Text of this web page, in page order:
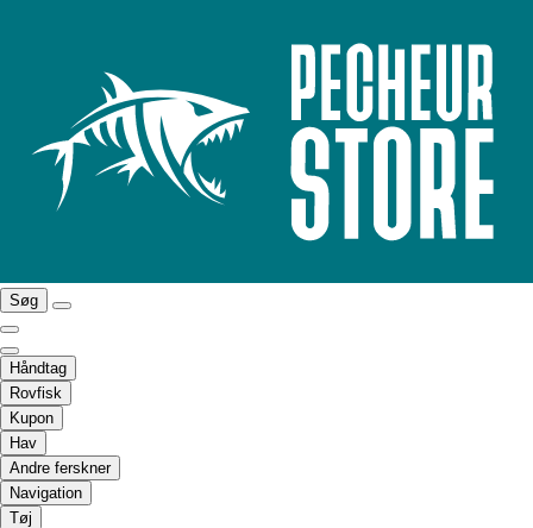
Søg
Håndtag
Rovfisk
Kupon
Hav
Andre ferskner
Navigation
Tøj